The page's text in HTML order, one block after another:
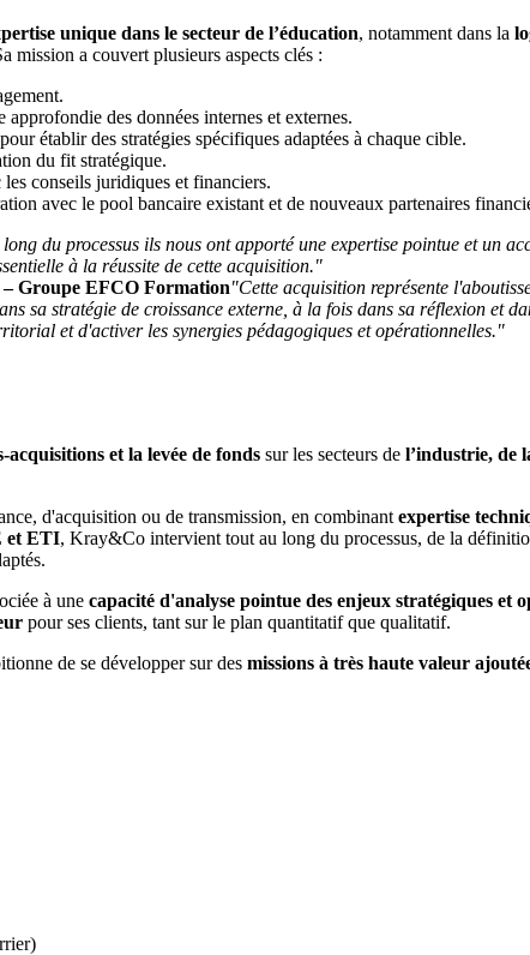
unique dans le secteur de l’éducation, notamment dans la
mission a couvert plusieurs aspects clés :
approfondie des données internes et externes.
établir des stratégies spécifiques adaptées à chaque cible.
du fit stratégique.
conseils juridiques et financiers.
avec le pool bancaire existant et de nouveaux partenaires
du processus ils nous ont apporté une expertise pointue et un
à la réussite de cette acquisition."
Groupe EFCO Formation"Cette acquisition représente
sa stratégie de croissance externe, à la fois dans sa réflexion et
et d'activer les synergies pédagogiques et opérationnelles."
acquisitions et la levée de fonds sur les secteurs de l’industrie, de
d'acquisition ou de transmission, en combinant expertise
et ETI, Kray&Co intervient tout au long du processus, de la
à une capacité d'analyse pointue des enjeux stratégiques et
pour ses clients, tant sur le plan quantitatif que qualitatif.
de se développer sur des missions à très haute valeur